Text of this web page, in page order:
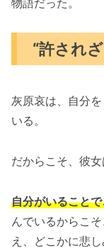
“許され
灰原哀は、自分
いる。
だからこそ、彼
自分がいること
んでいるからこ
え、どこかに悲